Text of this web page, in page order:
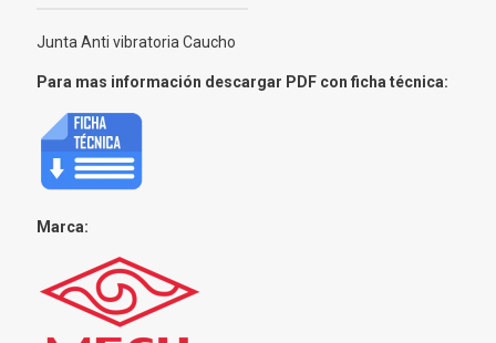
Junta Anti vibratoria Caucho
Para mas información descargar PDF con ficha técnica:
Marca: